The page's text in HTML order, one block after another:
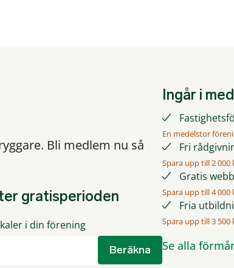
Bli medlem nu så
gratisperioden
i din förening
Beräkna
Ingår i
En medelstor
Fri
Spara upp till 2
Gratis
Spara upp till 4 000
Fria
Spara upp till 3
Se alla